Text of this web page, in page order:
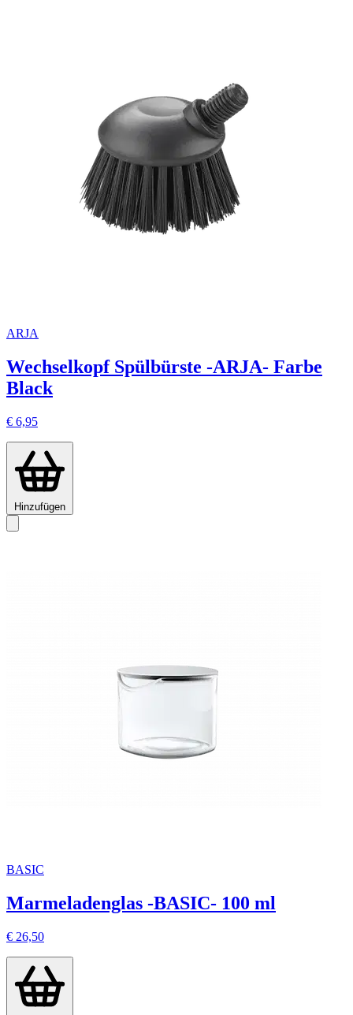
ARJA
Wechselkopf Spülbürste -ARJA- Farbe
Black
€ 6,95
Hinzufügen
BASIC
Marmeladenglas -BASIC- 100 ml
€ 26,50